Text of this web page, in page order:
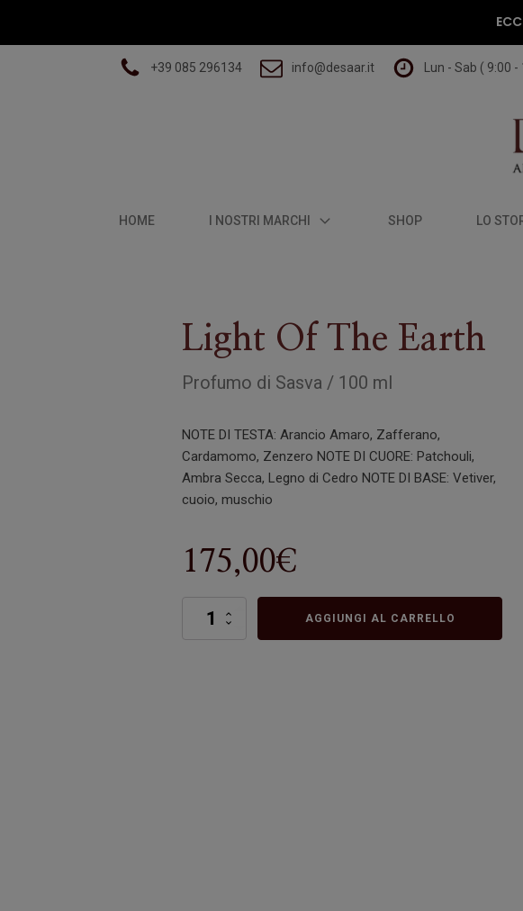
+39 085 296134 info@desaar.it Lun - Sab ( 9:00
HOME I NOSTRI MARCHI SHOP LO
Light Of The Earth
Profumo di Sasva / 100 ml
NOTE DI TESTA: Arancio Amaro, Zafferano,
Cardamomo, Zenzero NOTE DI CUORE: Patchouli,
Ambra Secca, Legno di Cedro NOTE DI BASE: Vetiver,
cuoio, muschio
175,00€
AGGIUNGI AL CARRELLO